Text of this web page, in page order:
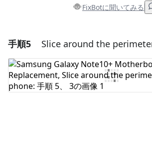
FixBotに聞いてみる
コメントを追加
コメントを追加
手順5 Slice around the